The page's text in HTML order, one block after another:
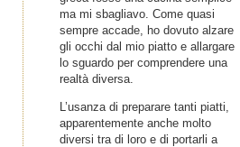
ma mi sbagliavo. Come quasi
sempre accade, ho dovuto alzare
gli occhi dal mio piatto e allargare
lo sguardo per comprendere una
realtà diversa.
L’usanza di preparare tanti piatti,
apparentemente anche molto
diversi tra di loro e di portarli a